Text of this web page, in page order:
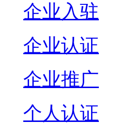
企业入驻
企业认证
企业推广
个人认证